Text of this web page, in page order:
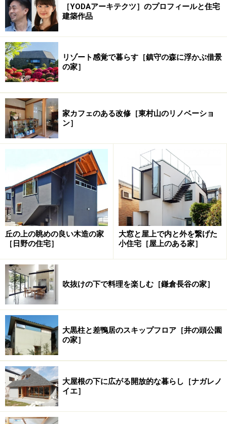
乾ききった大陸気候の国の建築物をそのまま移築して
も、適合するとは限りません。なので、内部にはそうと
う痛みが来ている場所があり、今の持ち主であるＩさん
は、通年住める場所としてここを全面的に改築（という
より新築）することを決意されたそうです。たしかにイ
ンテリアの諸処に生きる昭和ロマンの面影はなかなか捨
てがたいものがあり、軽井沢という地にシンボリックな
存在感を放っていただけに、周囲からもったいないとの
声も上がったのですが、通年で住むとなるとちょっとき
つい印象でした。
究極のくつろぎの場、芝生に面したサンル
ーム
光の庭に向かって開かれた“縁側”的なサンルーム
［YODAアーキテクツ］のプロフィールと住宅
建築作品
リゾート感覚で暮らす［鎮守の森に浮かぶ借景
の家］
家カフェのある改修［東村山のリノベーショ
ン］
丘の上の眺めの良い木造の家
［日野の住宅］
大窓と屋上で内と外を繋げた
小住宅［屋上のある家］
吹抜けの下で料理を楽しむ［鎌倉長谷の家］
大黒柱と差鴨居のスキップフロア［井の頭公園
の家］
大屋根の下に広がる開放的な暮らし［ナガレノ
イエ］